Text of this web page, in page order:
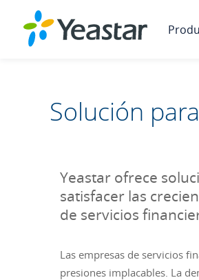
Solución
Yeastar ofrece
satisfacer las
de servicios
Las empresas de servicios
presiones implacables. La